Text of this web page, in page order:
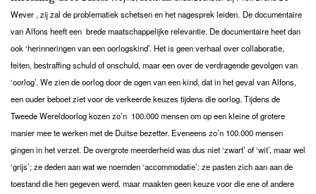
Wever , zij zal de problematiek schetsen en het nagesprek leiden. De documentaire
van Alfons heeft een brede maatschappelijke relevantie. De documentaire heet dan
ook ‘herinneringen van een oorlogskind’. Het is geen verhaal over collaboratie,
feiten, bestraffing schuld of onschuld, maar een over de verdragende gevolgen van
‘oorlog’. We zien de oorlog door de ogen van een kind, dat in het geval van Alfons,
een ouder beboet ziet voor de verkeerde keuzes tijdens die oorlog. Tijdens de
Tweede Wereldoorlog kozen zo’n 100.000 mensen om op een kleine of grotere
manier mee te werken met de Duitse bezetter. Eveneens zo’n 100.000 mensen
gingen in het verzet. De overgrote meerderheid was dus niet ‘zwart’ of ‘wit’, maar wel
‘grijs’; ze deden aan wat we noemden ‘accommodatie’: ze pasten zich aan aan de
toestand die hen gegeven werd, maar maakten geen keuze voor die ene of andere